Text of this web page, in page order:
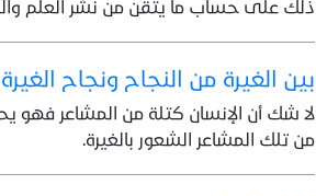
ذلك على حساب ما يتقن من نشر العلم
بين الغيرة من النجاح ونجاح الغيرة
لا شك أن الإنسان كتلة من المشاعر
من تلك المشاعر الشعور بالغيرة.